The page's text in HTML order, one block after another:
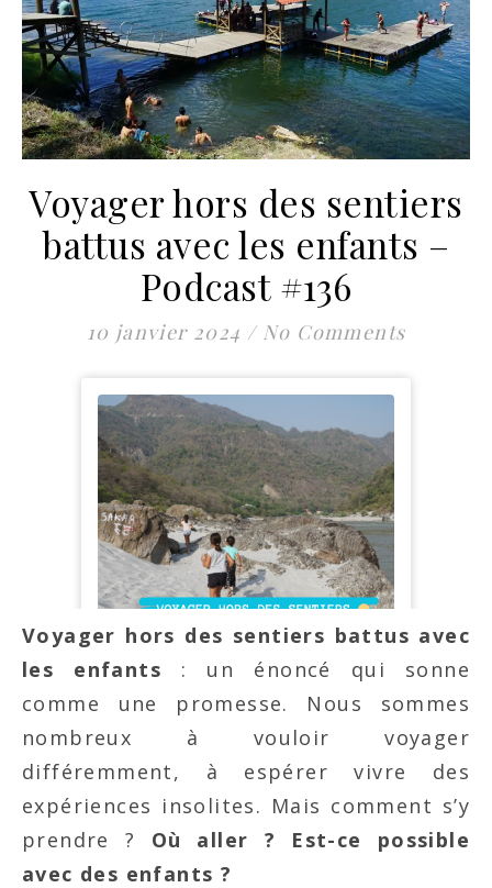
Voyager hors des sentiers
battus avec les enfants –
Podcast #136
10 janvier 2024 / No Comments
Voyager hors des sentiers battus avec
les enfants : un énoncé qui sonne
comme une promesse. Nous sommes
nombreux à vouloir voyager
différemment, à espérer vivre des
expériences insolites. Mais comment s’y
prendre ? Où aller ? Est-ce possible
avec des enfants ?